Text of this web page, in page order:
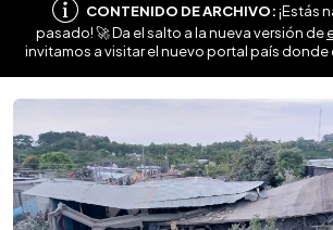
CONTENIDO DE ARCHIVO:¡Estás
pasado! 🚀 Da el salto a la nueva versión de
invitamos a visitar el nuevo portal país